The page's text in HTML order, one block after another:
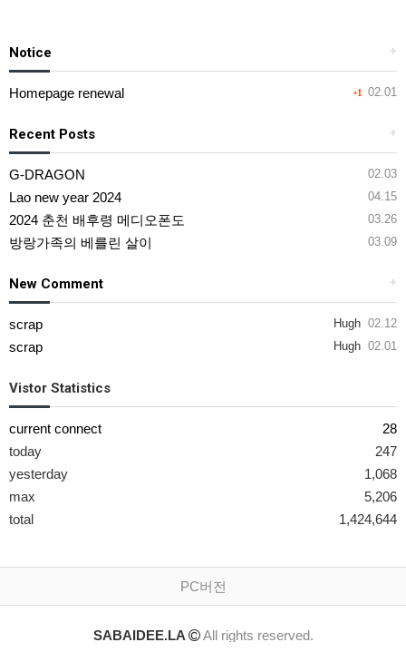
+
Notice
+1 02.01
Homepage renewal
+
Recent Posts
02.03
G-DRAGON
04.15
Lao new year 2024
03.26
2024 춘천 배후령 메디오폰도
03.09
방랑가족의 베를린 살이
+
New Comment
Hugh 02.12
scrap
Hugh 02.01
scrap
Vistor Statistics
current connect
28
today
247
yesterday
1,068
max
5,206
total
1,424,644
PC버전
SABAIDEE.LA All rights reserved.